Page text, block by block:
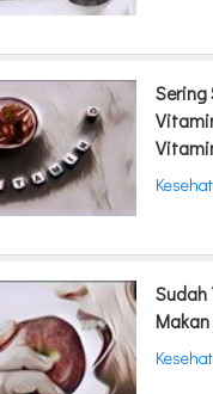
Sering